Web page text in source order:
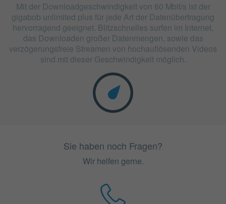
Mit der Downloadgeschwindigkeit von 60 Mbit/s ist der
gigabob unlimited plus für jede Art der Datenübertragung
hervorragend geeignet. Blitzschnelles surfen im Internet,
das Downloaden großer Datenmengen, sowie das
verzögerungsfreie Streamen von hochauflösenden Videos
sind mit dieser Geschwindigkeit möglich.
Sie haben noch Fragen?
Wir helfen gerne.